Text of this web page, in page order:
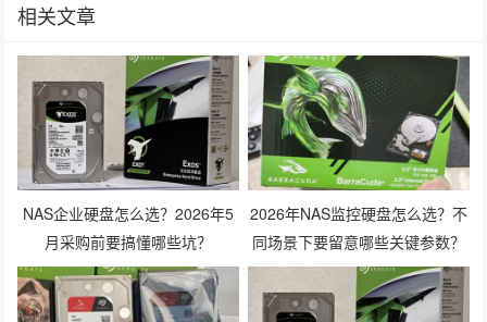
相关文章
NAS企业硬盘怎么选？2026年5
月采购前要搞懂哪些坑？
2026年NAS监控硬盘怎么选？不
同场景下要留意哪些关键参数？